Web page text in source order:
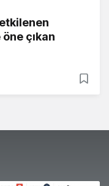
çıkan